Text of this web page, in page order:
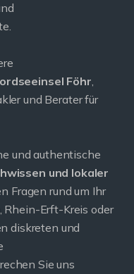
Föhr,
und Berater für
und authentische
und lokaler
Fragen rund um Ihr
Rhein-Erft-Kreis oder
diskreten und
Sie uns